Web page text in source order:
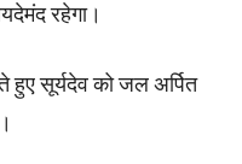
रहेगा।
सूर्यदेव को जल अर्पित